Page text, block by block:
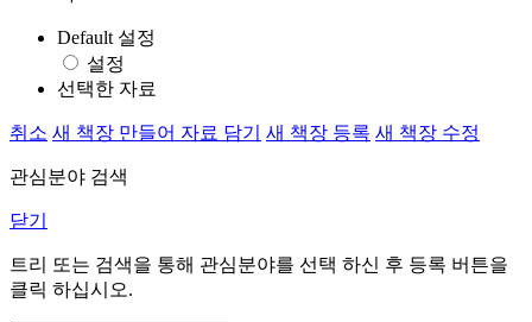
Default 설정
설정
선택한 자료
취소 새 책장 만들어 자료 담기 새 책장 등록 새 책장 수정
관심분야 검색
닫기
트리 또는 검색을 통해 관심분야를 선택 하신 후 등록 버튼을
클릭 하십시오.